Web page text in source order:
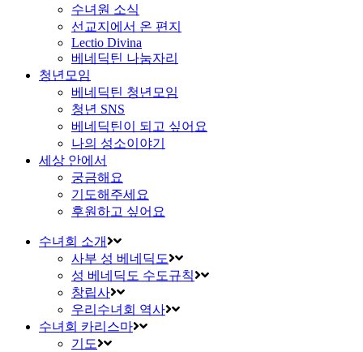
수녀원 소식
선교지에서 온 편지
Lectio Divina
베네딕틴 나눔자리
청년모임
베네딕틴 청년모임
청년 SNS
베네딕틴이 되고 싶어요
나의 성소이야기
세상 안에서
궁금해요
기도해주세요
후원하고 싶어요
수녀회 소개
사부 성 베네딕도
성 베네딕도 수도규칙
창립사
우리수녀회 역사
수녀회 카리스마
기도